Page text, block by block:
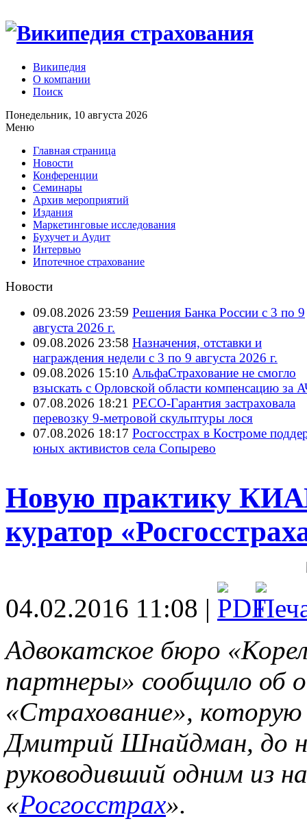
Википедия
О компании
Поиск
Понедельник, 10 августа 2026
Меню
Главная страница
Новости
Конференции
Семинары
Архив мероприятий
Издания
Маркетинговые исследования
Бухучет и Аудит
Интервью
Ипотечное страхование
Новости
09.08.2026 23:59 Решения Банка России с 3 по 9
августа 2026 г.
09.08.2026 23:58 Назначения, отставки и
награждения недели с 3 по 9 августа 2026 г.
09.08.2026 15:10 АльфаСтрахование не смогло
взыскать с Орловской области компенсацию за
07.08.2026 18:21 РЕСО-Гарантия застраховала
перевозку 9-метровой скульптуры лося
07.08.2026 18:17 Росгосстрах в Костроме
юных активистов села Сопырево
Новую практику
куратор
04.02.2016 11:08 |
Адвокатское бюро
партнеры» сообщило об
«Страхование»,
Дмитрий Шнайдман, до
руководивший одним из
«Росгосстрах».